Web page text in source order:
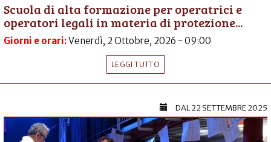
Scuola di alta formazione per operatrici e
operatori legali in materia di protezione...
Giorni e orari:Venerdì, 2 Ottobre, 2026 - 09:00
LEGGI TUTTO
DAL22 SETTEMBRE 2025